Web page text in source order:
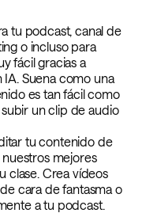
tu podcast, canal de
o incluso para
fácil gracias a
Suena como una
es tan fácil como
un clip de audio
tu contenido de
mejores
clase. Crea vídeos
cara de fantasma o
a tu podcast.